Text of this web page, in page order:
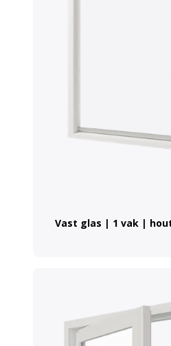
Vast glas | 1 vak |